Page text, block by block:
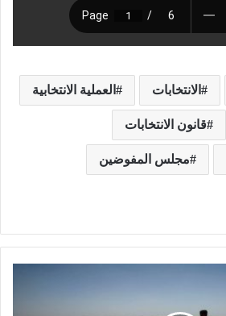
الانتخابات العملية الانتخابية
قانون الانتخابات
مجلس المفوضين